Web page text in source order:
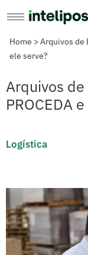
Home > Arquivos de
ele serve?
Arquivos
PROCEDA
Logística